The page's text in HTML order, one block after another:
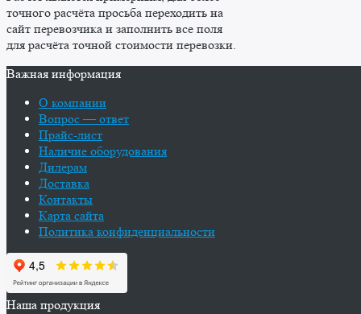
точного расчёта просьба переходить на
сайт перевозчика и заполнить все поля
для расчёта точной стоимости перевозки.
Важная информация
О компании
Вопрос — ответ
Прайс-лист
Наличие оборудования
Дилерам
Доставка
Контакты
Карта сайта
Политика конфиденциальности
Наша продукция